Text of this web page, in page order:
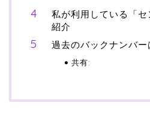
私が利用している「
紹介
過去のバックナンバー
共有: